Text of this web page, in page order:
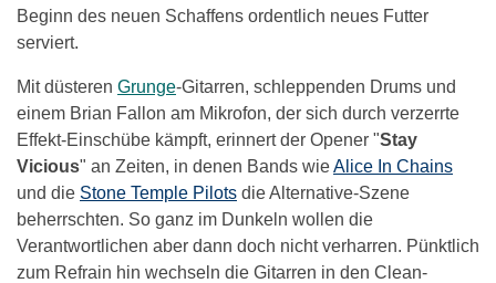
Beginn des neuen Schaffens ordentlich neues Futter
serviert.
Mit düsteren Grunge-Gitarren, schleppenden Drums und
einem Brian Fallon am Mikrofon, der sich durch verzerrte
Effekt-Einschübe kämpft, erinnert der Opener "Stay
Vicious" an Zeiten, in denen Bands wieAlice In Chains
und die Stone Temple Pilots die Alternative-Szene
beherrschten. So ganz im Dunkeln wollen die
Verantwortlichen aber dann doch nicht verharren. Pünktlich
zum Refrain hin wechseln die Gitarren in den Clean-